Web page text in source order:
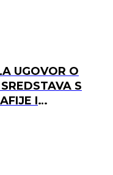
UGOVOR O
S
I
U